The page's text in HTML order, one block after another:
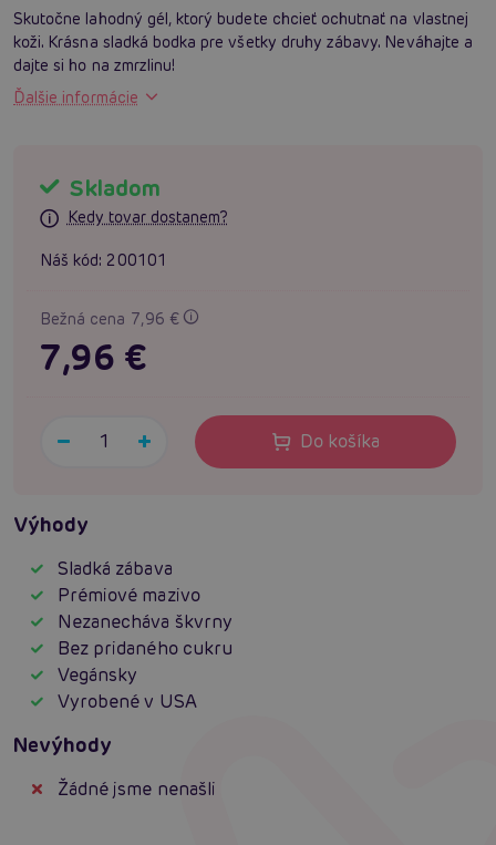
Skutočne lahodný gél, ktorý budete chcieť ochutnať na vlastnej
koži. Krásna sladká bodka pre všetky druhy zábavy. Neváhajte a
dajte si ho na zmrzlinu!
Ďalšie informácie
Skladom
Kedy tovar dostanem?
Náš kód: 200101
Bežná cena 7,96 €
7,96 €
Do košíka
Výhody
Sladká zábava
Prémiové mazivo
Nezanecháva škvrny
Bez pridaného cukru
Vegánsky
Vyrobené v USA
Nevýhody
Žádné jsme nenašli